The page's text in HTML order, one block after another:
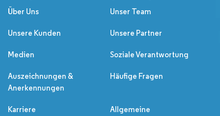
Über Uns Unser Team
Unsere Kunden Unsere Partner
Medien Soziale Verantwortung
Auszeichnungen &
Anerkennungen
Häufige Fragen
Karriere
Allgemeine